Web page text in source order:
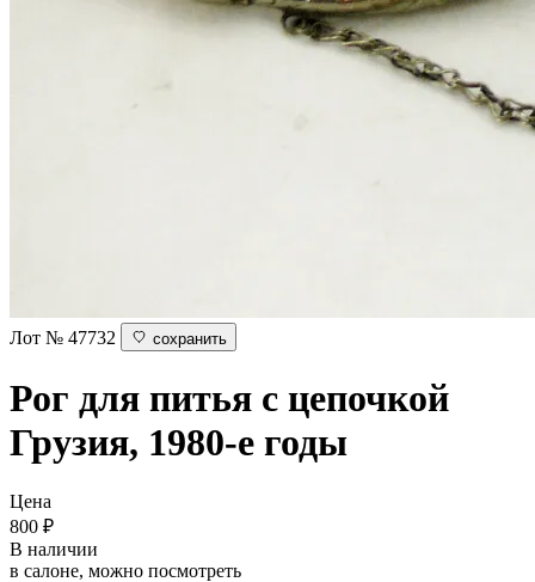
Лот № 47732 сохранить
Рог для питья с цепочкой
Грузия, 1980-е годы
Цена
800 ₽
В наличии
в салоне, можно посмотреть